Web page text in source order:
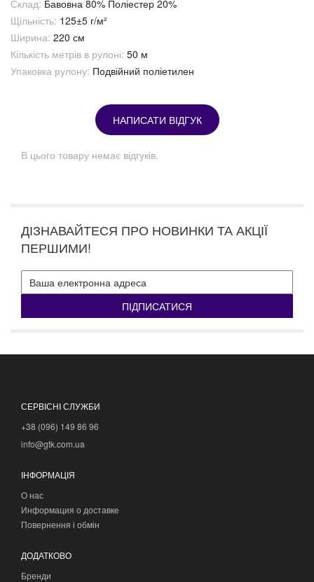
Склад: Бавовна 80% Поліестер 20%
Щільність: 125±5 г/м²
Ширина: 220 см
Кількість метрів в рулоні: 50 м
Упаковка рулону: Подвійний поліетилен
НАПИСАТИ ВІДГУК
В цього товару немає відгуків.
ДІЗНАВАЙТЕСЯ ПРО НОВИНКИ ТА АКЦІЇ
ПЕРШИМИ!
ПІДПИСАТИСЯ
СЕРВІСНІ СЛУЖБИ
+38 (096) 149 86 96
info@gtk.com.ua
ІНФОРМАЦІЯ
О нас
Информация о доставке
Повернення і обмін
ДОДАТКОВО
Бренди